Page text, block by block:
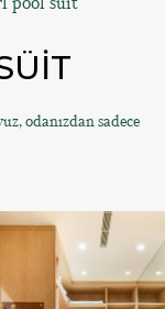
odanızdan sadece